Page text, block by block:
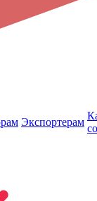
Экспортерам